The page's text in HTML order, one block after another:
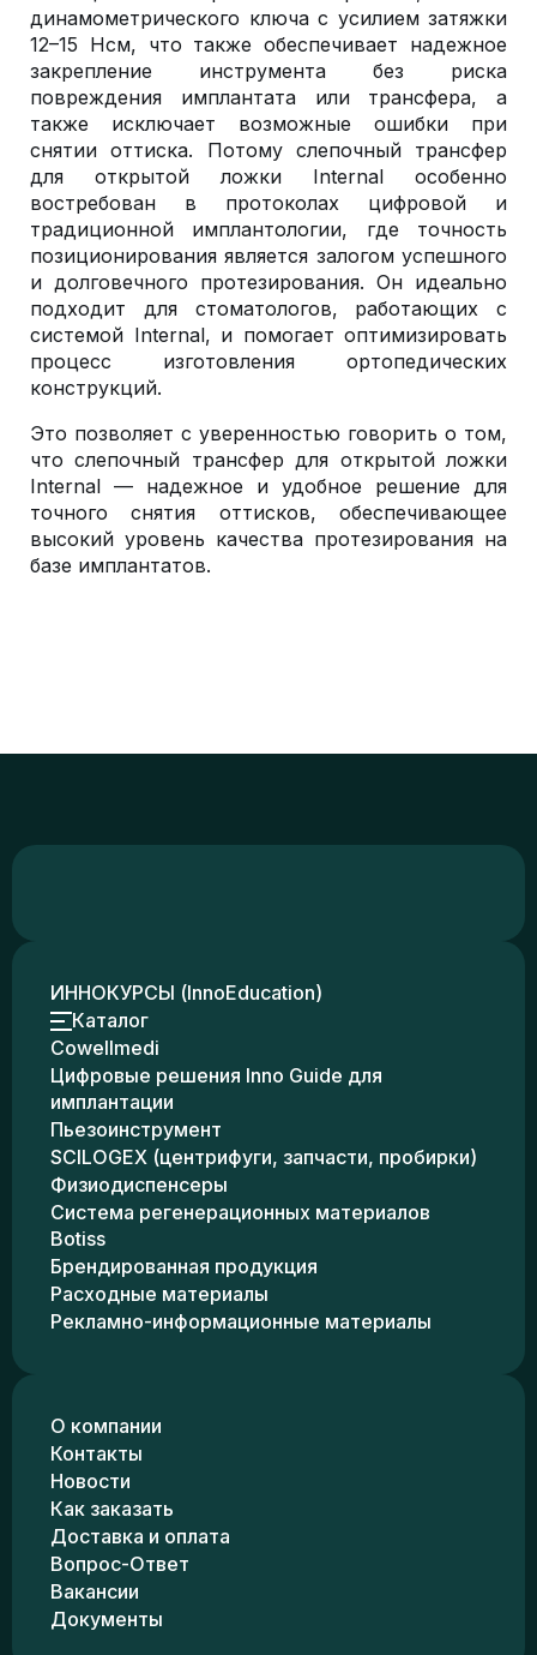
динамометрического ключа с усилием затяжки
12–15 Нсм, что также обеспечивает надежное
закрепление инструмента без риска
повреждения имплантата или трансфера, а
также исключает возможные ошибки при
снятии оттиска. Потому слепочный трансфер
для открытой ложки Internal особенно
востребован в протоколах цифровой и
традиционной имплантологии, где точность
позиционирования является залогом успешного
и долговечного протезирования. Он идеально
подходит для стоматологов, работающих с
системой Internal, и помогает оптимизировать
процесс изготовления ортопедических
конструкций.
Это позволяет с уверенностью говорить о том,
что слепочный трансфер для открытой ложки
Internal — надежное и удобное решение для
точного снятия оттисков, обеспечивающее
высокий уровень качества протезирования на
базе имплантатов.
ИННОКУРСЫ (InnoEducation)
Каталог
Cowellmedi
Цифровые решения Inno Guide для
имплантации
Пьезоинструмент
SCILOGEX (центрифуги, запчасти, пробирки)
Физиодиспенсеры
Система регенерационных материалов
Botiss
Брендированная продукция
Расходные материалы
Рекламно-информационные материалы
О компании
Контакты
Новости
Как заказать
Доставка и оплата
Вопрос-Ответ
Вакансии
Документы